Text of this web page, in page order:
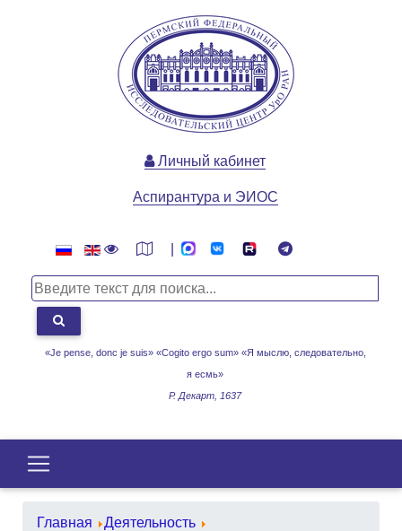
«Je pense, donc je suis» «Cogito ergo sum» «Я мыслю, следовательно,
я есмь»
Р. Декарт, 1637
Личный кабинет
Аспирантура и ЭИОС
Главная
Деятельность